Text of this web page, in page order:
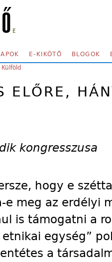
E-KIKÖTŐ BLOGOK
Külföld
ELŐRE,
kongresszusa
hogy e
e meg az erdélyi
is támogatni a
egység”
a